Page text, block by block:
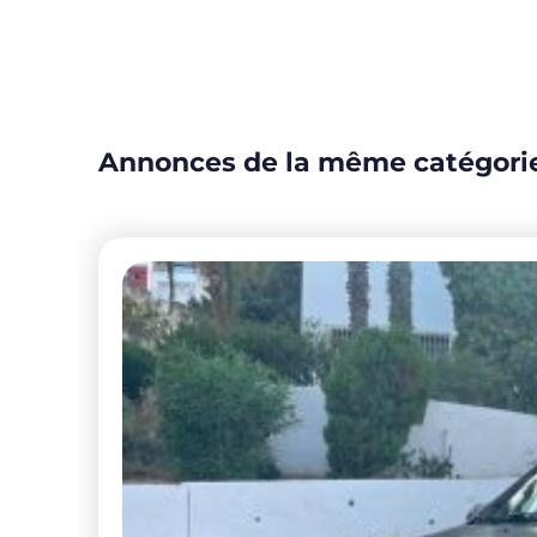
Annonces de la même